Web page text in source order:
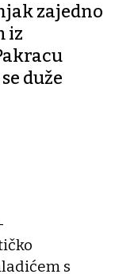
zajedno
iz
duže
s